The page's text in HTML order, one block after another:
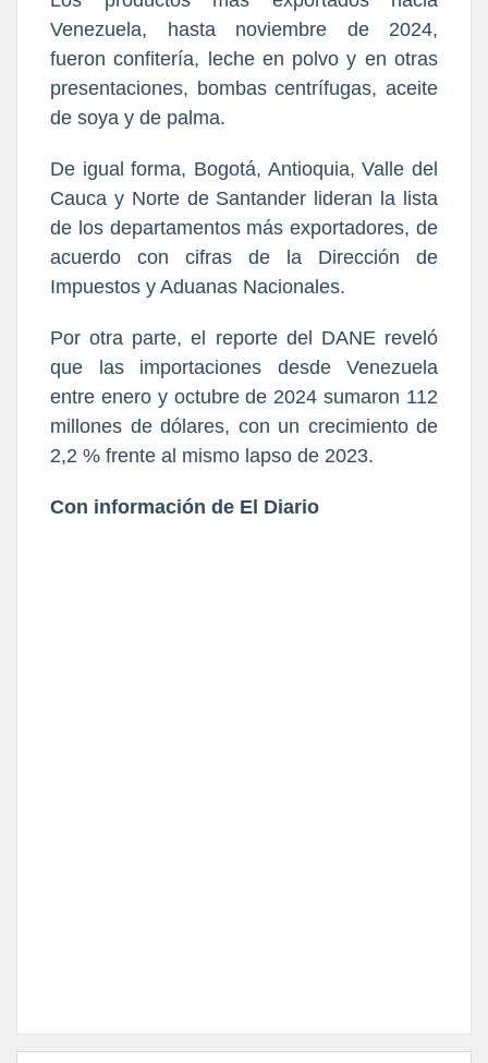
Venezuela, hasta noviembre de 2024,
fueron confitería, leche en polvo y en otras
presentaciones, bombas centrífugas, aceite
de soya y de palma.
De igual forma, Bogotá, Antioquia, Valle del
Cauca y Norte de Santander lideran la lista
de los departamentos más exportadores, de
acuerdo con cifras de la Dirección de
Impuestos y Aduanas Nacionales.
Por otra parte, el reporte del DANE reveló
que las importaciones desde Venezuela
entre enero y octubre de 2024 sumaron 112
millones de dólares, con un crecimiento de
2,2 % frente al mismo lapso de 2023.
Con información de El Diario